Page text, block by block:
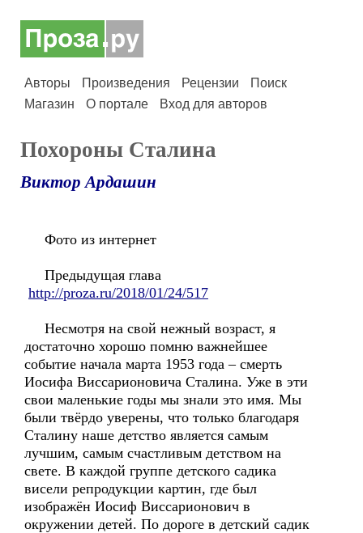
Авторы Произведения Рецензии
Поиск
Магазин
О портале Вход для авторов
Похороны Сталина
Виктор Ардашин
Фото из интернет
Предыдущая глава
http://proza.ru/2018/01/24/517
Несмотря на свой нежный возраст, я
достаточно хорошо помню важнейшее
событие начала марта 1953 года – смерть
Иосифа Виссарионовича Сталина. Уже в эти
свои маленькие годы мы знали это имя. Мы
были твёрдо уверены, что только благодаря
Сталину наше детство является самым
лучшим, самым счастливым детством на
свете. В каждой группе детского садика
висели репродукции картин, где был
изображён Иосиф Виссарионович в
окружении детей. По дороге в детский садик